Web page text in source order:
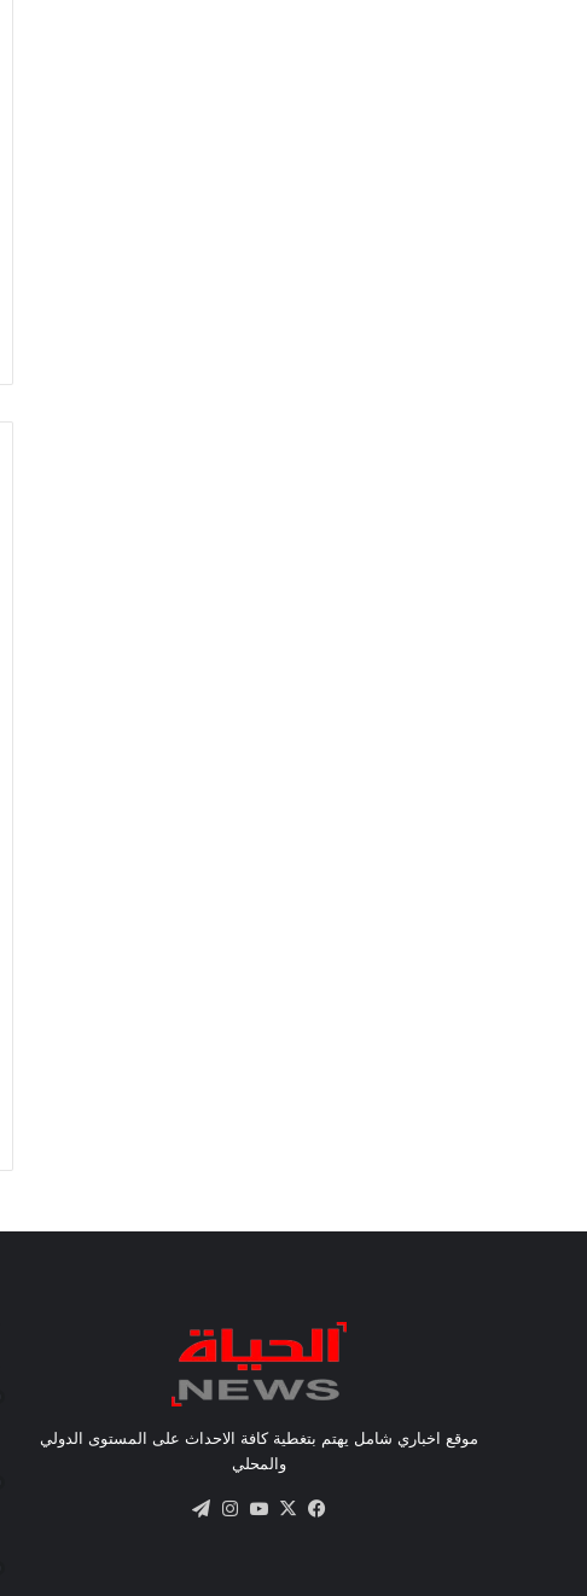
موقع اخباري شامل يهتم بتغطية كافة الاحداث على المستوى الدولي
والمحلي
فيسبوك
X يوتيوبانستقرام